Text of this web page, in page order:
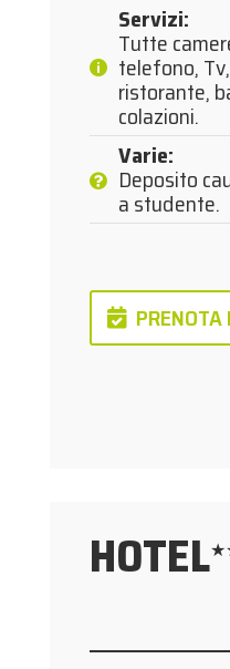
Servizi:
Tutte
telefono,
ristorante,
colazioni.
Varie:
Deposito
a studente.
PRENOTA
HOTEL